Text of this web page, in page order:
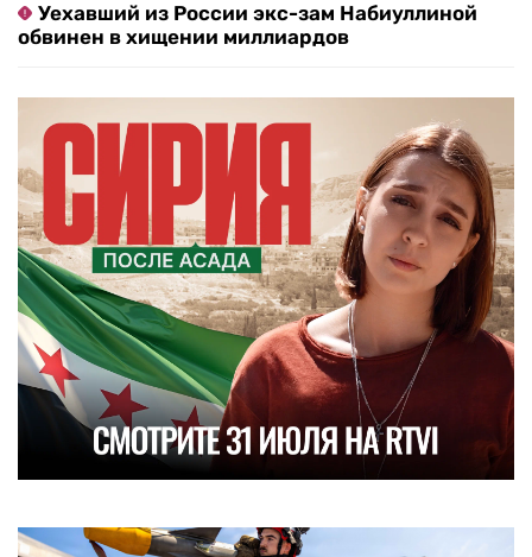
Уехавший из России экс-зам Набиуллиной
обвинен в хищении миллиардов